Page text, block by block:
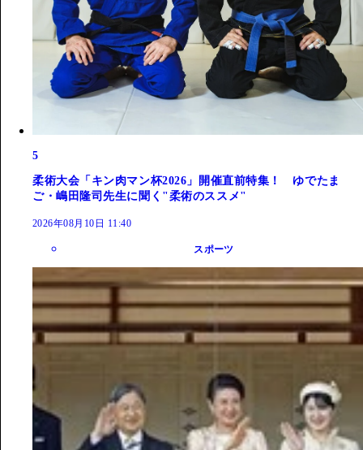
5
柔術大会「キン肉マン杯2026」開催直前特集！ ゆでたま
ご・嶋田隆司先生に聞く"柔術のススメ"
2026年08月10日 11:40
スポーツ